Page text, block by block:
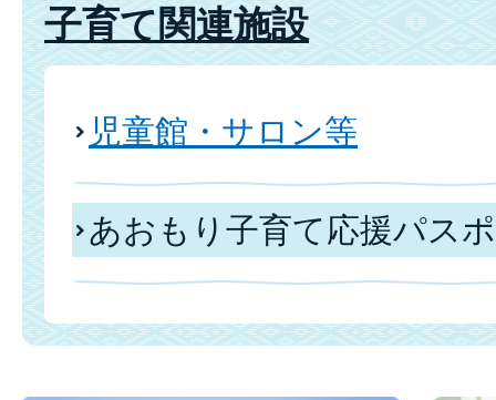
子育て関連施設
児童館・サロン等
あおもり子育て応援パス